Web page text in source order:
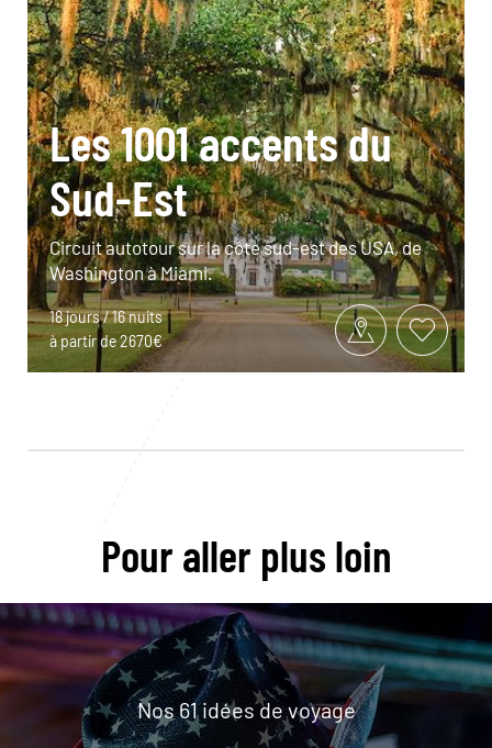
Les 1001 accents du
Sud-Est
Circuit autotour sur la côte sud-est des USA, de
Washington à Miami.
18 jours / 16 nuits
à partir de 2670€
Pour aller plus loin
Nos 61 idées de voyage